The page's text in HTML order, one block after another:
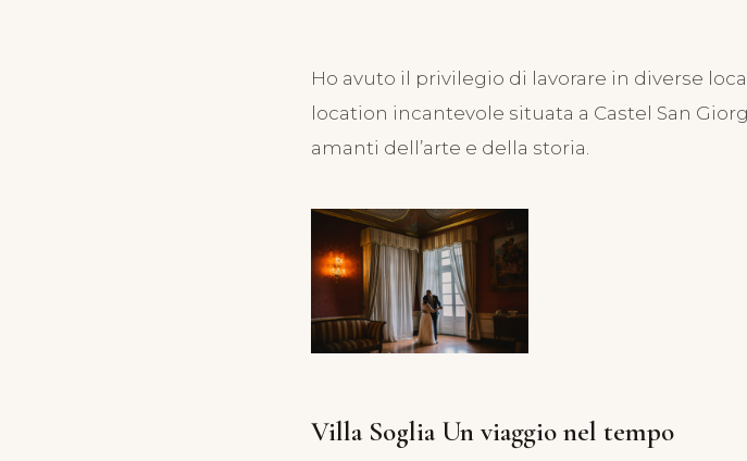
Matrimonio a Villa
un posto incantato tra
e storia a Castel San
Giorgio
12 Aprile 2024
Ho avuto il privilegio di lavorare in diverse
location incantevole situata a Castel San
amanti dell’arte e della storia.
Villa Soglia Un viaggio nel tempo